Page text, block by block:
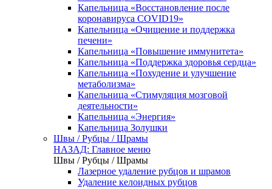
Капельница «Восстановление после
коронавируса COVID19»
Капельница «Очищение и поддержка
печени»
Капельница «Повышение иммунитета»
Капельница «Поддержка здоровья сердца»
Капельница «Похудение и улучшение
метаболизма»
Капельница «Стимуляция мозговой
деятельности»
Капельница «Энергия»
Капельница Золушки
Швы / Рубцы / Шрамы
НАЗАД: Главное меню
Швы / Рубцы / Шрамы
Лазерное удаление рубцов и шрамов
Удаление келоидных рубцов